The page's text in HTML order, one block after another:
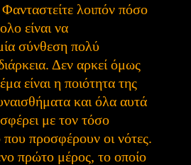
Φανταστείτε λοιπόν πόσο
είναι να
σύνθεση πολύ
Δεν αρκεί όμως
είναι η ποιότητα της
και όλα αυτά
με τον τόσο
προσφέρουν οι νότες.
πρώτο μέρος, το οποίο